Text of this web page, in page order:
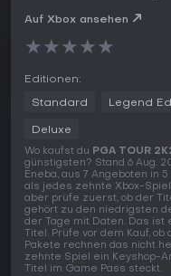
Auf Xbox ansehen
★★★★★
Editionen:
Standard Legend
Deluxe
Wo kaufst du PGA TOUR
günstigsten? Stand 6 Aug.
Eneba, aus 7 Angeboten in
als jedes zehnte Xbox-Spiel
aber prüfe zuerst, ob der
gehört zu den niedrigsten
der Tage mit Daten. Das ist
Titel. Prüfe vor dem Kauf,
Pakete rechnen das nicht
zehnte Spiel ein Keyshop-
Titel im Game Pass steckt.